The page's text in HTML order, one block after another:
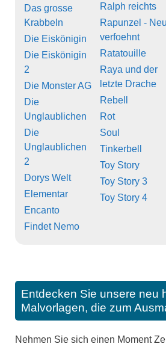
Das grosse
Krabbeln
Die Eiskönigin
Die Eiskönigin
2
Die Monster AG
Die
Unglaublichen
Die
Unglaublichen
2
Dorys Welt
Elementar
Encanto
Findet Nemo
Ralph reichts
Rapunzel - Neu
verfoehnt
Ratatouille
Raya und der
letzte Drache
Rebell
Rot
Soul
Tinkerbell
Toy Story
Toy Story 3
Toy Story 4
Entdecken Sie unsere neu
Malvorlagen, die zum
Nehmen Sie sich einen Moment